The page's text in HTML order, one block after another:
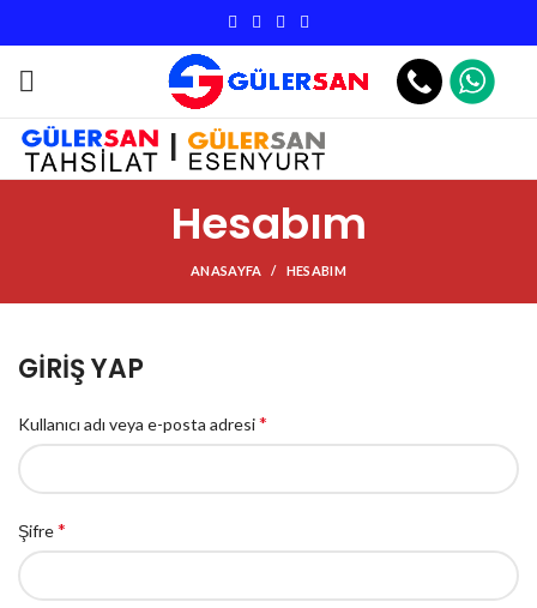
|
Hesabım
ANASAYFA HESABIM
GIRIŞ YAP
Kullanıcı adı veya e-posta adresi*
Şifre*